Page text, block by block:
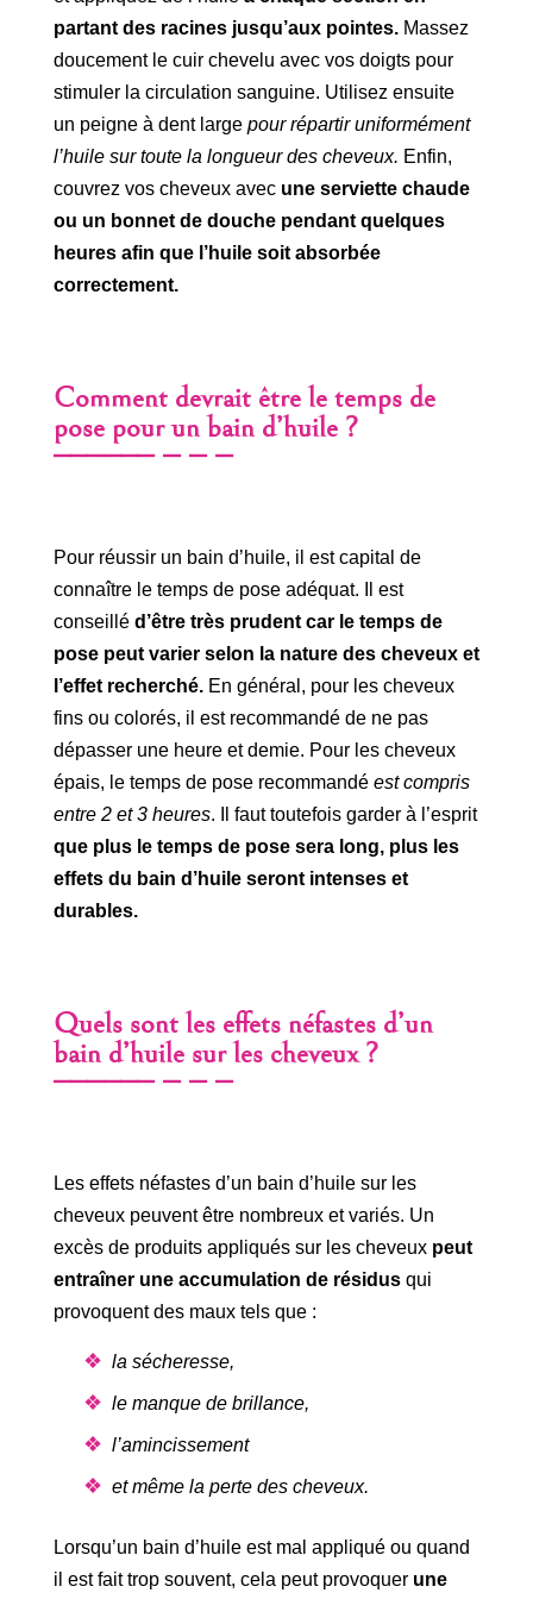
partant des racines jusqu’aux pointes.Massez
doucement le cuir chevelu avec vos doigts pour
stimuler la circulation sanguine. Utilisez ensuite
un peigne à dent large pour répartir uniformément
l’huile sur toute la longueur des cheveux. Enfin,
couvrez vos cheveux avec une serviette chaude
ou un bonnet de douche pendant quelques
heures afin que l’huile soit absorbée
correctement.
Comment devrait être le temps de
pose pour un bain d’huile ?
Pour réussir un bain d’huile, il est capital de
connaître le temps de pose adéquat. Il est
conseillé d’être très prudent car le temps de
pose peut varier selon la nature des cheveux et
l’effet recherché.En général, pour les cheveux
fins ou colorés, il est recommandé de ne pas
dépasser une heure et demie. Pour les cheveux
épais, le temps de pose recommandé est compris
entre 2 et 3 heures. Il faut toutefois garder à l’esprit
que plus le temps de pose sera long, plus les
effets du bain d’huile seront intenses et
durables.
Quels sont les effets néfastes d’un
bain d’huile sur les cheveux ?
Les effets néfastes d’un bain d’huile sur les
cheveux peuvent être nombreux et variés. Un
excès de produits appliqués sur les cheveux peut
entraîner une accumulation de résidusqui
provoquent des maux tels que :
la sécheresse,
le manque de brillance,
l’amincissement
et même la perte des cheveux.
Lorsqu’un bain d’huile est mal appliqué ou quand
il est fait trop souvent, cela peut provoquer une